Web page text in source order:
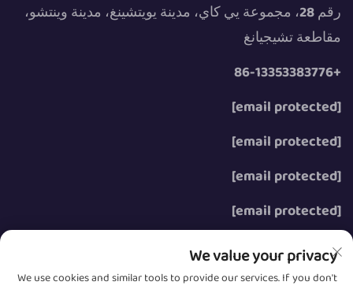
رقم 28، مجموعة يي كاي، مدينة يويتشينغ، مدينة وينتشو،
مقاطعة تشيجيانغ
+86-13353383776
[email protected]
[email protected]
[email protected]
[email protected]
We value your privacy
We use cookies and similar tools to provide our services. If you don't